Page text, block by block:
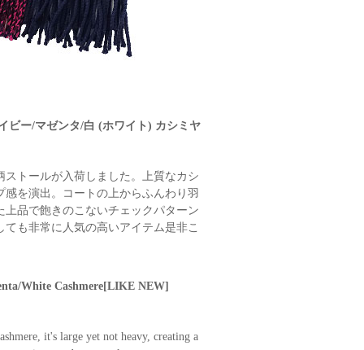
ビー/マゼンタ/白 (ホワイト) カシミヤ
トールが入荷しました。上質なカシ
を演出。コートの上からふんわり羽
品で飽きのこないチェックパターン
も非常に人気の高いアイテム是非こ
White Cashmere[LIKE NEW]
it's large yet not heavy, creating a